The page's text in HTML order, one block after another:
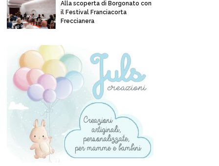
Alla scoperta di Borgonato con
il Festival Franciacorta
Freccianera